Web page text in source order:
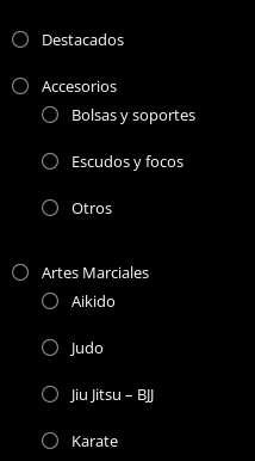
Destacados
Accesorios
Bolsas y soportes
Escudos y focos
Otros
Artes Marciales
Aikido
Judo
Jiu Jitsu – BJJ
Karate